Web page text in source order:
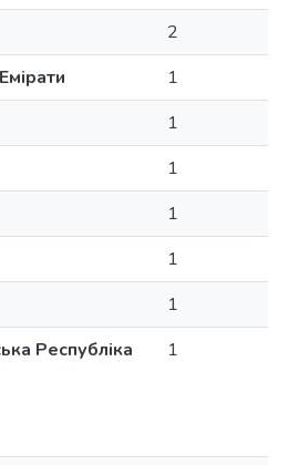
2
1
1
1
1
1
1
Республіка
1